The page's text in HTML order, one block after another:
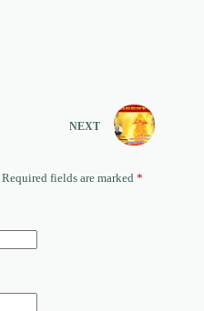
NEXT
Required fields are marked *